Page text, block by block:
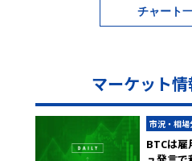
チャート
マーケット
市況・相場
BTCは